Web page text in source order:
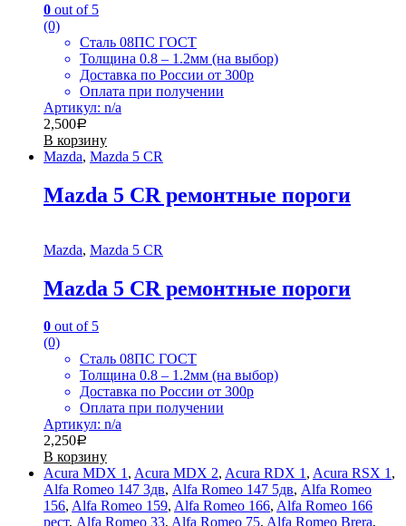
0 out of 5
(0)
Сталь 08ПС ГОСТ
Толщина 0.8 – 1.2мм (на выбор)
Доставка по России от 300р
Оплата при получении
Артикул: n/a
2,500Р
В корзину
Mazda, Mazda 5 CR
Mazda 5 CR ремонтные пороги
Mazda, Mazda 5 CR
Mazda 5 CR ремонтные пороги
0 out of 5
(0)
Сталь 08ПС ГОСТ
Толщина 0.8 – 1.2мм (на выбор)
Доставка по России от 300р
Оплата при получении
Артикул: n/a
2,250Р
В корзину
Acura MDX 1, Acura MDX 2, Acura RDX 1, Acura RSX 1,
Alfa Romeo 147 3дв, Alfa Romeo 147 5дв, Alfa Romeo
156, Alfa Romeo 159, Alfa Romeo 166, Alfa Romeo 166
рест, Alfa Romeo 33, Alfa Romeo 75, Alfa Romeo Brera,